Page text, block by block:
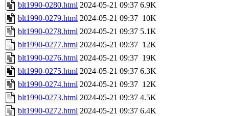
blt1990-0280.html 2024-05-21 09:37 6.9K
blt1990-0279.html 2024-05-21 09:37 10K
blt1990-0278.html 2024-05-21 09:37 5.1K
blt1990-0277.html 2024-05-21 09:37 12K
blt1990-0276.html 2024-05-21 09:37 19K
blt1990-0275.html 2024-05-21 09:37 6.3K
blt1990-0274.html 2024-05-21 09:37 12K
blt1990-0273.html 2024-05-21 09:37 4.5K
blt1990-0272.html 2024-05-21 09:37 6.4K